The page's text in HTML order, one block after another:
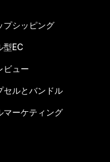
プシッピング
型EC
ビュー
セルとバンドル
マーケティング